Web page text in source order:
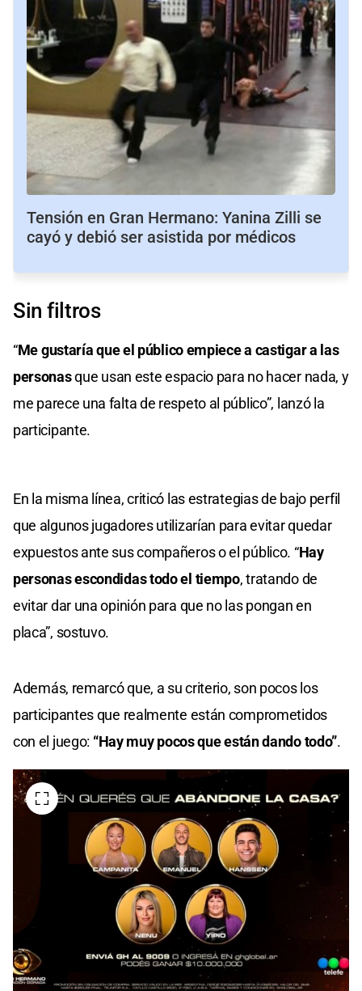
Tensión en Gran Hermano: Yanina Zilli se
cayó y debió ser asistida por médicos
Sin filtros
“Me gustaría que el público empiece a castigar a las
personasque usan este espacio para no hacer nada, y
me parece una falta de respeto al público”, lanzó la
participante.
En la misma línea, criticó las estrategias de bajo perfil
que algunos jugadores utilizarían para evitar quedar
expuestos ante sus compañeros o el público. “Hay
personas escondidas todo el tiempo, tratando de
evitar dar una opinión para que no las pongan en
placa”, sostuvo.
Además, remarcó que, a su criterio, son pocos los
participantes que realmente están comprometidos
con el juego: “Hay muy pocos que están dando todo”.